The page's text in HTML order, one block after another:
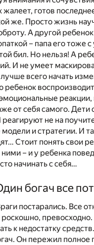
жалеет, готов
же. Просто жизнь
А другой
– папа его тоже
бил. Но нельзя! А
И не умеет
всего начать
ребенок
от себя самого. Дети
не на
и стратегии. И
Стоит понять свои
ними – и у ребенка
начинать с себя…
богач все
постарались. Все
к недостатку
Он пережил